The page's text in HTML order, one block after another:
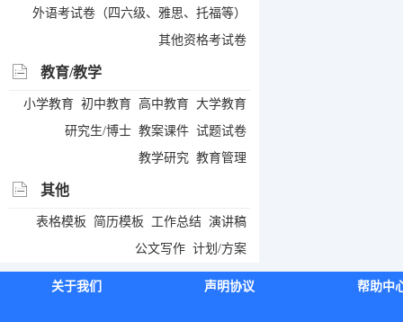
外语考试卷（四六级、雅思、托福等）
其他资格考试卷
教育/教学
小学教育 初中教育 高中教育 大学教育
研究生/博士 教案课件 试题试卷
教学研究 教育管理
其他
表格模板 简历模板 工作总结 演讲稿
公文写作 计划/方案
关于我们 声明协议 帮助中